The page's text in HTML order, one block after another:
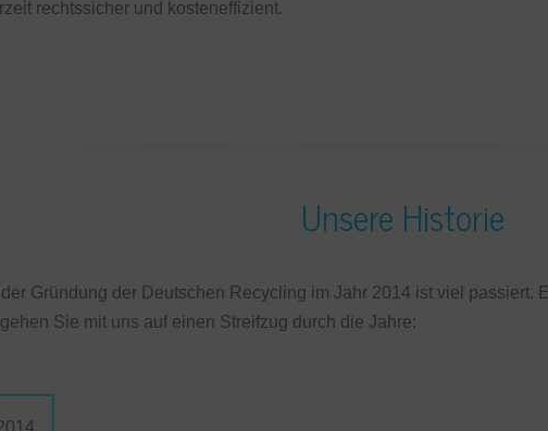
rechtssicher und kosteneffizient.
Unsere Historie
Gründung der Deutschen Recycling im Jahr 2014 ist viel passiert.
Sie mit uns auf einen Streifzug durch die Jahre: